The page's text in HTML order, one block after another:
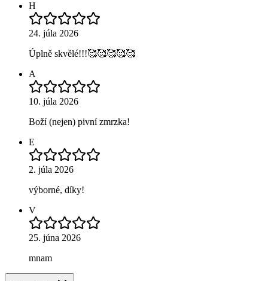
H
24. júla 2026
Úplně skvělé!!!🥰🥰🥰🥰🥰
A
10. júla 2026
Boží (nejen) pivní zmrzka!
E
2. júla 2026
výborné, díky!
V
25. júna 2026
mnam